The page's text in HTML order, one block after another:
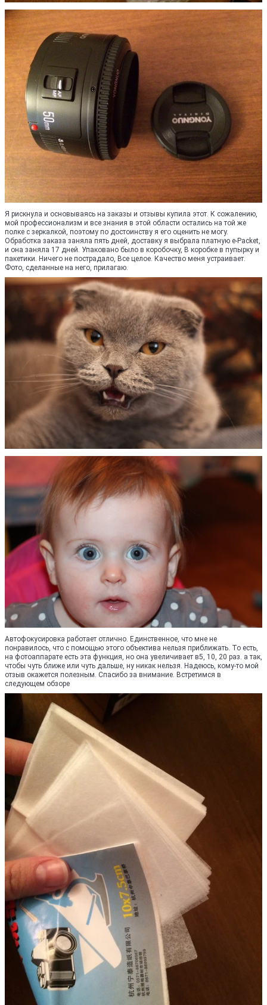
Я рискнула и основываясь на заказы и отзывы купила этот. К сожалению,
мой профессионализм и все знания в этой области остались на той же
полке с зеркалкой, поэтому по достоинству я его оценить не могу.
Обработка заказа заняла пять дней, доставку я выбрала платную e-Packet,
и она заняла 17 дней. Упаковано было в коробочку, В коробке в пупырку и
пакетики. Ничего не пострадало, Все целое. Качество меня устраивает.
Фото, сделанные на него, прилагаю.
Автофокусировка работает отлично. Единственное, что мне не
понравилось, что с помощью этого объектива нельзя приближать. То есть,
на фотоаппарате есть эта функция, но она увеличивает в5, 10, 20 раз. а так,
чтобы чуть ближе или чуть дальше, ну никак нельзя. Надеюсь, кому-то мой
отзыв окажется полезным. Спасибо за внимание. Встретимся в
следующем обзоре